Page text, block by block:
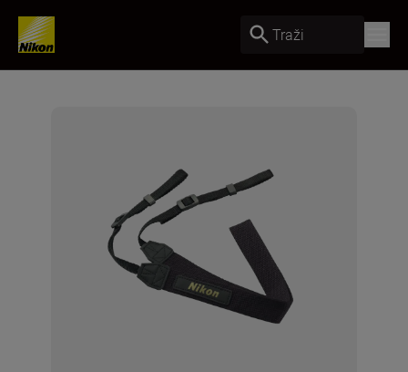
Traži